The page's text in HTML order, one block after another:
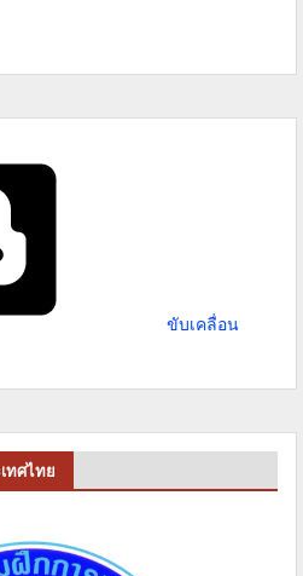
ขับเคลื่อน
ทศไทย